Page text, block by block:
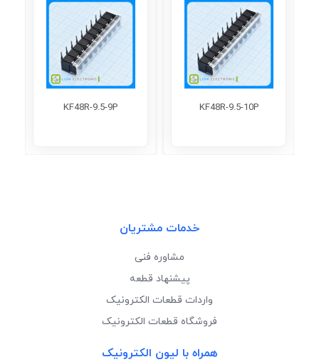
KF48R-9.5-10P
KF48R-9.5-9P
خدمات مشتریان
مشاوره فنی
پیشنهاد قطعه
واردات قطعات الکترونیک
فروشگاه قطعات الکترونیک
همراه با لیون الکترونیک